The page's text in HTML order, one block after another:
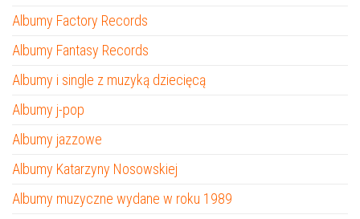
Albumy Factory Records
Albumy Fantasy Records
Albumy i single z muzyką dziecięcą
Albumy j-pop
Albumy jazzowe
Albumy Katarzyny Nosowskiej
Albumy muzyczne wydane w roku 1989